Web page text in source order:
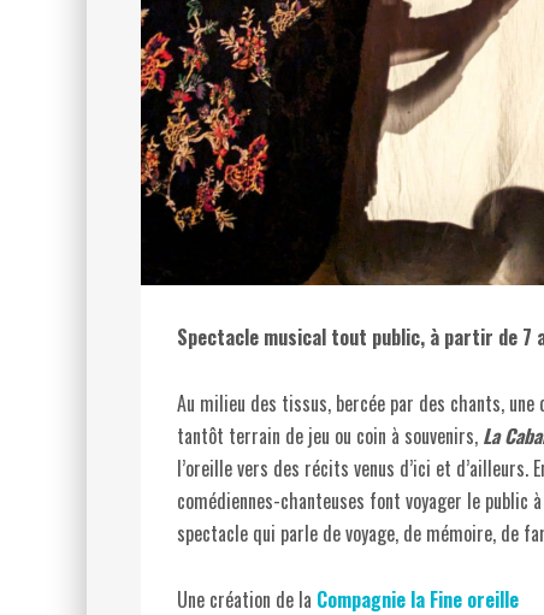
Spectacle musical tout public, à partir de 7
Au milieu des tissus, bercée par des chants,
tantôt terrain de jeu ou coin à souvenirs, La
l’oreille vers des récits venus d’ici et d’ailleurs.
comédiennes-chanteuses font voyager le public
spectacle qui parle de voyage, de mémoire, de
Une création de la Compagnie la Fine oreille